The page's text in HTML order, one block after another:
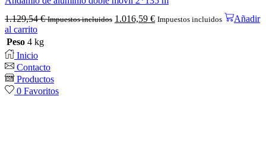
1.129,54€ Impuestos incluidos 1.016,59 € Impuestos incluidos
Añadir
al carrito
Peso 4 kg
Inicio
Contacto
Productos
0 Favoritos